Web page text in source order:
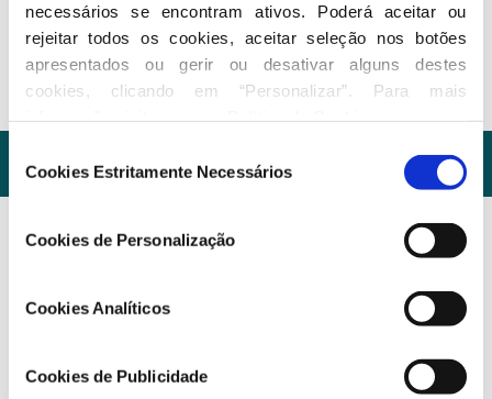
necessários se encontram ativos. Poderá aceitar ou
rejeitar todos os cookies, aceitar seleção nos botões
apresentados ou gerir ou desativar alguns destes
cookies, clicando em “Personalizar”. Para mais
de
consentimento
Cookies Estritamente Necessários
Cookies de Personalização
Cookies Analíticos
Cookies de Publicidade
Moura na Assembleia da República